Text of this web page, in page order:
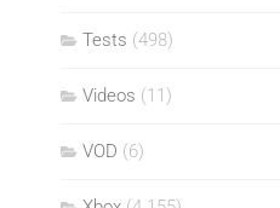
Tests (498)
Videos (11)
VOD (6)